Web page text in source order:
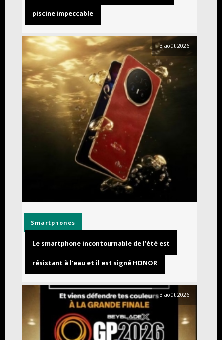
piscine impeccable
3 août 2026
Smartphones
Le smartphone incontournable de l’été est
résistant à l’eau et il est signé HONOR
3 août 2026